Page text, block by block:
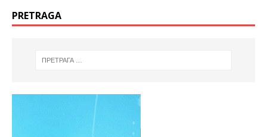
PRETRAGA